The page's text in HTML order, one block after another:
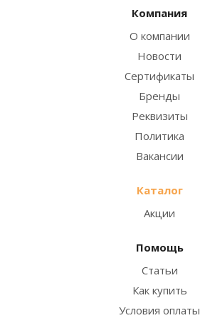
Компания
О компании
Новости
Сертификаты
Бренды
Реквизиты
Политика
Вакансии
Каталог
Акции
Помощь
Статьи
Как купить
Условия оплаты